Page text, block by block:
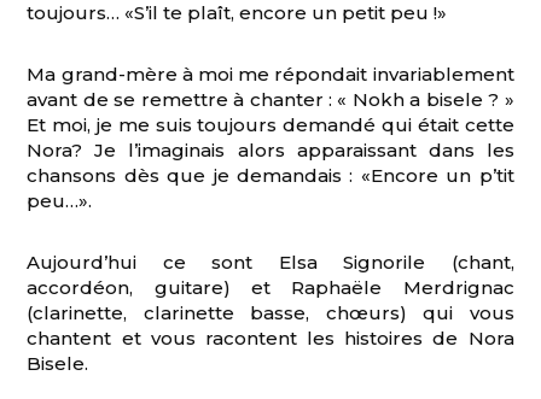
toujours… «S’il te plaît, encore un petit peu !»
Ma grand-mère à moi me répondait invariablement
avant de se remettre à chanter : « Nokh a bisele ? »
Et moi, je me suis toujours demandé qui était cette
Nora? Je l’imaginais alors apparaissant dans les
chansons dès que je demandais : «Encore un p’tit
peu…».
Aujourd’hui ce sont Elsa Signorile (chant,
accordéon, guitare) et Raphaële Merdrignac
(clarinette, clarinette basse, chœurs) qui vous
chantent et vous racontent les histoires de Nora
Bisele.